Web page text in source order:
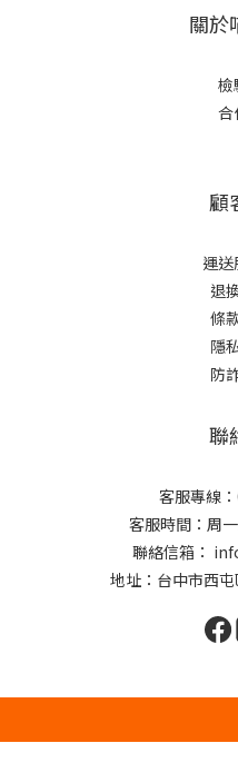
關於
檢
合
顧
運送
退
條
隱
防
聯
客服專線
客服時間：周
聯絡信箱：
地址：台中市西